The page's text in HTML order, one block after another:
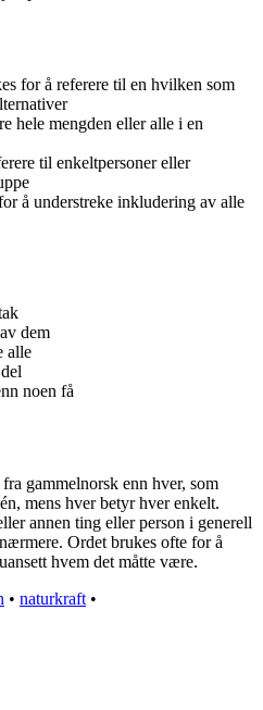
for å referere til en hvilken som
hele mengden eller alle i en
til enkeltpersoner eller
å understreke inkludering av alle
dem
alle
noen få
gammelnorsk enn hver, som
mens hver betyr hver enkelt.
annen ting eller person i generell
Ordet brukes ofte for å
hvem det måtte være.
• naturkraft •